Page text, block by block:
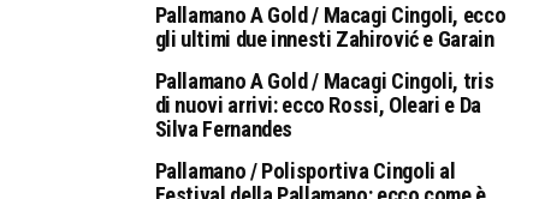
Pallamano A Gold / Macagi Cingoli, ecco
gli ultimi due innesti Zahirović e Garain
Pallamano A Gold / Macagi Cingoli, tris
di nuovi arrivi: ecco Rossi, Oleari e Da
Silva Fernandes
Pallamano / Polisportiva Cingoli al